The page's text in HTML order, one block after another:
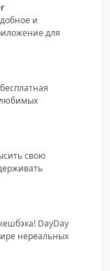
и
для
свою
DayDay
нереальных